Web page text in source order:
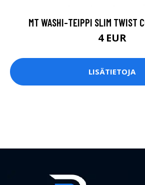
MT WASHI-TEIPPI SLIM TWIST
4 EUR
LISÄTIETOJA